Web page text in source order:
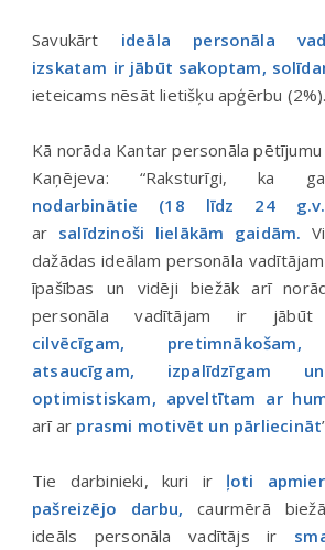
Savukārt ideāla personāla
izskatam ir jābūt sakoptam,
ieteicams nēsāt lietišķu apģērbu (2%).
Kā norāda Kantar personāla
Kaņējeva: “Raksturīgi, ka
nodarbinātie (18 līdz 24
ar salīdzinoši lielākām gaidām.
dažādas ideālam personāla
īpašības un vidēji biežāk arī
personāla vadītājam ir
cilvēcīgam,
atsaucīgam, izpalīdzīgam
optimistiskam, apveltītam ar
arī ar prasmi motivēt un pārliecināt
Tie darbinieki, kuri ir ļoti
pašreizējo darbu, caurmērā
ideāls personāla vadītājs ir